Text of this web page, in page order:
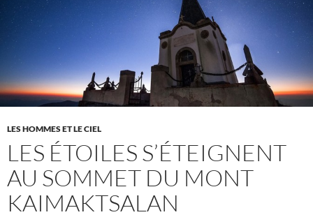
LES HOMMES ET LE CIEL
LES ÉTOILES S’ÉTEIGNENT
AU SOMMET DU MONT
KAIMAKTSALAN